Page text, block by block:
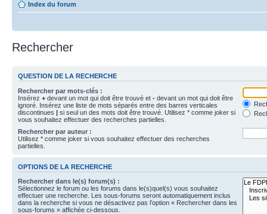
Index du forum
Rechercher
QUESTION DE LA RECHERCHE
Rechercher par mots-clés :
Insérez + devant un mot qui doit être trouvé et - devant un mot qui doit être
ignoré. Insérez une liste de mots séparés entre des barres verticales
discontinues | si seul un des mots doit être trouvé. Utilisez * comme joker si
vous souhaitez effectuer des recherches partielles.
Rechercher par auteur :
Utilisez * comme joker si vous souhaitez effectuer des recherches
partielles.
OPTIONS DE LA RECHERCHE
Rechercher dans le(s) forum(s) :
Sélectionnez le forum ou les forums dans le(s)quel(s) vous souhaitez
effectuer une recherche. Les sous-forums seront automatiquement inclus
dans la recherche si vous ne désactivez pas l’option « Rechercher dans les
sous-forums » affichée ci-dessous.